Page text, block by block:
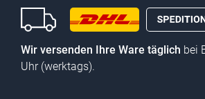
Wir versenden Ihre Ware täglich bei
Uhr (werktags).